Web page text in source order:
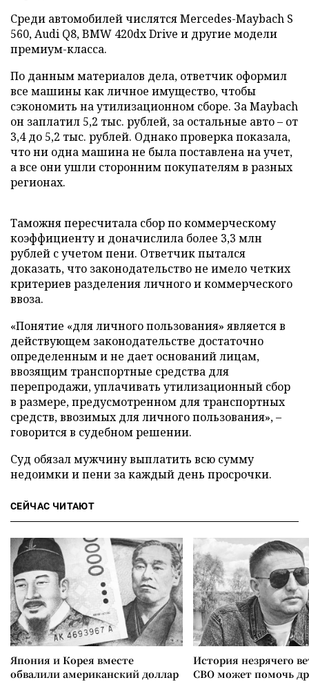
Среди автомобилей числятся Mercedes-Maybach S
560, Audi Q8, BMW 420dx Drive и другие модели
премиум-класса.
По данным материалов дела, ответчик оформил
все машины как личное имущество, чтобы
сэкономить на утилизационном сборе. За Maybach
он заплатил 5,2 тыс. рублей, за остальные авто – от
3,4 до 5,2 тыс. рублей. Однако проверка показала,
что ни одна машина не была поставлена на учет,
а все они ушли сторонним покупателям в разных
регионах.
Таможня пересчитала сбор по коммерческому
коэффициенту и доначислила более 3,3 млн
рублей с учетом пени. Ответчик пытался
доказать, что законодательство не имело четких
критериев разделения личного и коммерческого
ввоза.
«Понятие «для личного пользования» является в
действующем законодательстве достаточно
определенным и не дает оснований лицам,
ввозящим транспортные средства для
перепродажи, уплачивать утилизационный сбор
в размере, предусмотренном для транспортных
средств, ввозимых для личного пользования», –
говорится в судебном решении.
Суд обязал мужчину выплатить всю сумму
недоимки и пени за каждый день просрочки.
СЕЙЧАС ЧИТАЮТ
Япония и Корея вместе
обвалили американский доллар
История незрячего
СВО может помочь